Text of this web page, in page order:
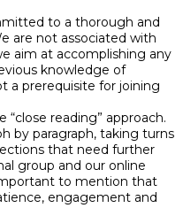
to a thorough and
are not associated with
aim at accomplishing any
knowledge of
a prerequisite for joining
reading” approach.
by paragraph, taking turns
that need further
group and our online
to mention that
engagement and